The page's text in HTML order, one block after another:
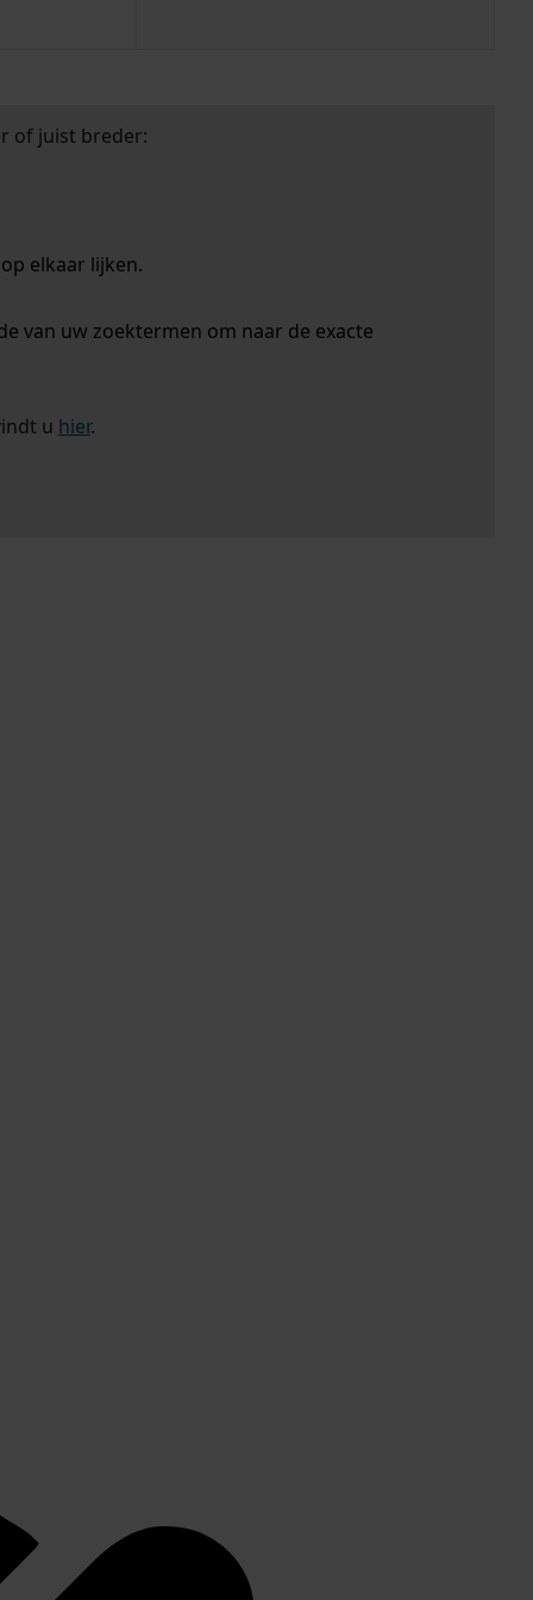
of juist breder:
elkaar lijken.
van uw zoektermen om naar de exacte
u hier.